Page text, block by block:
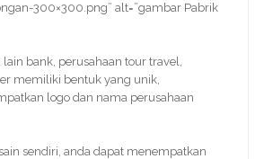
300×300.png” alt=”gambar Pabrik
bank, perusahaan tour travel,
memiliki bentuk yang unik,
logo dan nama perusahaan
sendiri, anda dapat menempatkan